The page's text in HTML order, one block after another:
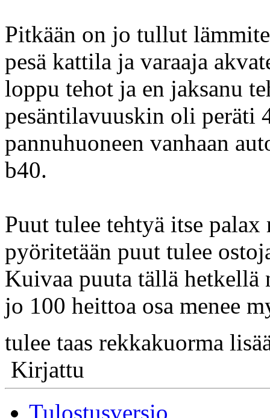
Pitkään on jo tullut
pesä kattila ja varaaja
loppu tehot ja en jaksanu
pesäntilavuuskin oli peräti
pannuhuoneen vanhaan
b40.
Puut tulee tehtyä itse
pyöritetään puut tulee
Kuivaa puuta tällä hetkellä
jo 100 heittoa osa menee
tulee taas rekkakuorma
Kirjattu
Tulostusversio